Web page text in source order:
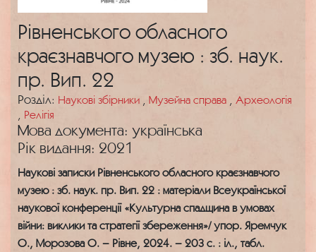
Рівненського обласного
краєзнавчого музею : зб. наук.
пр. Вип. 22
Розділ: Наукові збірники Музейна справа
Археологія
Релігія
Мова документа: українська
Рік видання: 2021
Наукові записки Рівненського обласного краєзнавчого
музею : зб. наук. пр. Вип. 22 : матеріали Всеукраїнської
наукової конференції «Культурна спадщина в умовах
війни: виклики та стратегії збереження»/ упор. Яремчук
О., Морозова О. – Рівне, 2024. – 203 с. : іл., табл.